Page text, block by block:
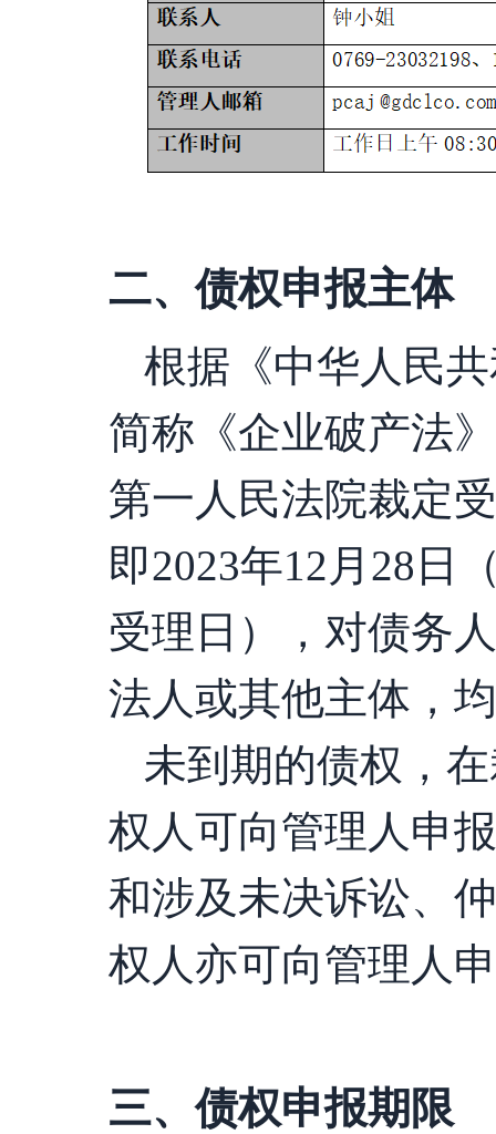
二、债权申报主体
根据《中华人民
简称《企业破产法
第一 人民法院裁定
即2023年12 月 28 日
受理日），对债务
法人或其他主体，
未到期的债权，
权人可向管理人申
和涉及未决诉讼、
权人亦可向管理人
三、债权申报期限